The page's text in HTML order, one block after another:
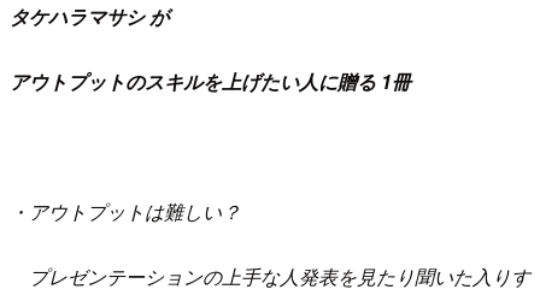
タケハラマサシ が
アウトプットのスキルを上げたい人に贈る 1冊
・アウトプットは難しい？
プレゼンテーションの上手な人発表を見たり聞いた入りす